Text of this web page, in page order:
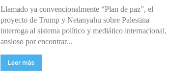
Llamado ya convencionalmente “Plan de paz”, el
proyecto de Trump y Netanyahu sobre Palestina
interroga al sistema político y mediático internacional,
ansioso por encontrar...
Leer más